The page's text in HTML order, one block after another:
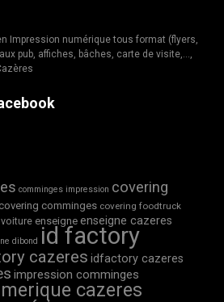
Impression numérique tous format (flyers,
pub, affiches, bâches, carte de visite,…,
comminges impression covering
covering comminges covering foodtruck
enseigne enseigne cazeres
dibond id factory
cazeres idfactory cazeres
impression comminges
cazeres